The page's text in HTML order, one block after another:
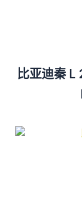
比亚迪秦 L